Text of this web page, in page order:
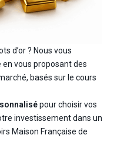
d’or ? Nous vous
vous proposant des
basés sur le cours
pour choisir vos
investissement dans un
Maison Française de